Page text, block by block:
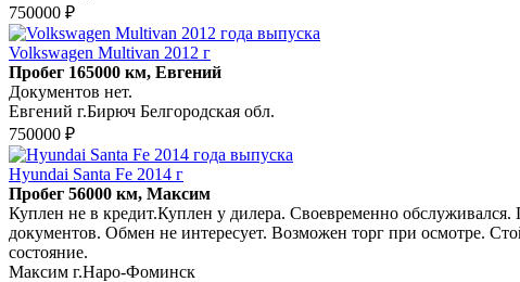
750000 ₽
Volkswagen Multivan 2012 г
Пробег 165000 км, Евгений
Документов нет.
Евгений г.Бирюч Белгородская обл.
750000 ₽
Hyundai Santa Fe 2014 г
Пробег 56000 км, Максим
Куплен не в кредит.Куплен у дилера. Своевременно
документов. Обмен не интересует. Возможен торг при осмотре.
состояние.
Максим г.Наро-Фоминск